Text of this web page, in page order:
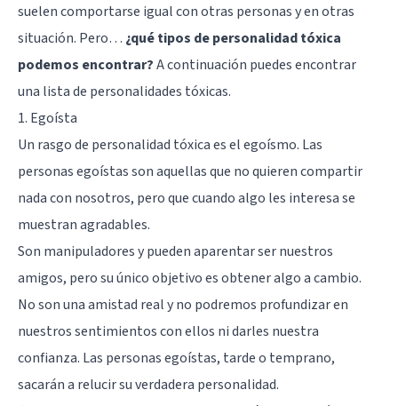
suelen comportarse igual con otras personas y en otras
situación. Pero… ¿qué tipos de personalidad tóxica
podemos encontrar?A continuación puedes encontrar
una lista de personalidades tóxicas.
1. Egoísta
Un rasgo de personalidad tóxica es el egoísmo. Las
personas egoístas son aquellas que no quieren compartir
nada con nosotros, pero que cuando algo les interesa se
muestran agradables.
Son manipuladores y pueden aparentar ser nuestros
amigos, pero su único objetivo es obtener algo a cambio.
No son una amistad real y no podremos profundizar en
nuestros sentimientos con ellos ni darles nuestra
confianza. Las personas egoístas, tarde o temprano,
sacarán a relucir su verdadera personalidad.